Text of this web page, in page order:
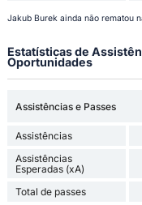
Jakub Burek ainda não rematou
Estatísticas de
Oportunidades
Assistências e Passes
Assistências
Assistências
Esperadas (xA)
Total de passes